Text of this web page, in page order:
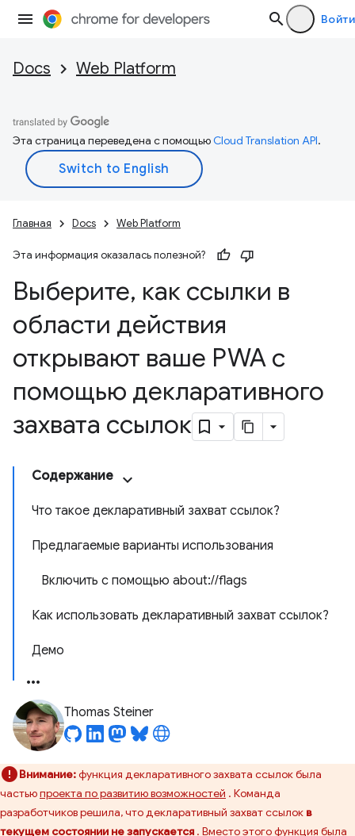
Войти
Docs Web Platform
Эта страница переведена с помощьюCloud Translation API.
Главная Docs Web Platform
Эта информация оказалась полезной?
Выберите, как ссылки в
области действия
открывают ваше PWA с
помощью декларативного
захвата ссылок
Содержание
Что такое декларативный захват ссылок?
Предлагаемые варианты использования
Включить с помощью about://flags
Как использовать декларативный захват ссылок?
Демо
Thomas Steiner
Внимание:функция декларативного захвата ссылок была
частьюпроекта по развитию возможностей . Команда
разработчиков решила, что декларативный захват ссылок в
текущем состоянии не запускается . Вместо этого функция была